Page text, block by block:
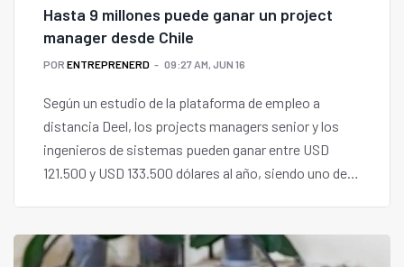
Hasta 9 millones puede ganar un project
manager desde Chile
POR ENTREPRENERD 09:27 AM, JUN 16
Según un estudio de la plataforma de empleo a
distancia Deel, los projects managers senior y los
ingenieros de sistemas pueden ganar entre USD
121.500 y USD 133.500 dólares al año, siendo uno de